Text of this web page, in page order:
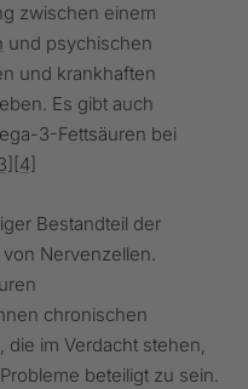
zwischen einem
und psychischen
und krankhaften
Es gibt auch
3-Fettsäuren bei
[4]
Bestandteil der
Nervenzellen.
chronischen
im Verdacht stehen,
beteiligt zu sein.